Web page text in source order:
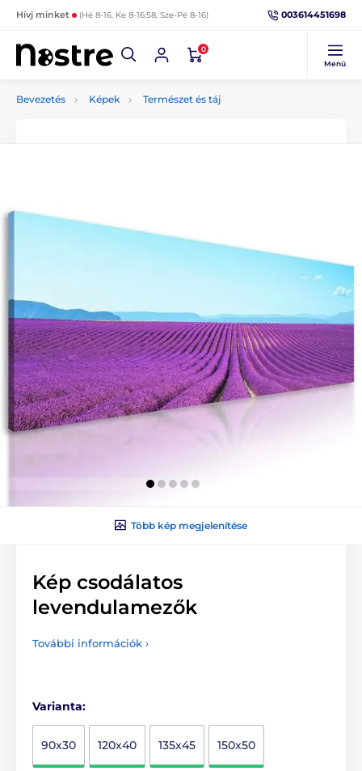
Hívj minket (Hé 8-16, Ke 8-16:58, Sze-Pé 8-16) 003614451698
0
Menü
Bevezetés Képek Természet és táj
Több kép megjelenítése
Kép csodálatos
levendulamezők
További információk ›
Varianta:
90x30 120x40 135x45 150x50